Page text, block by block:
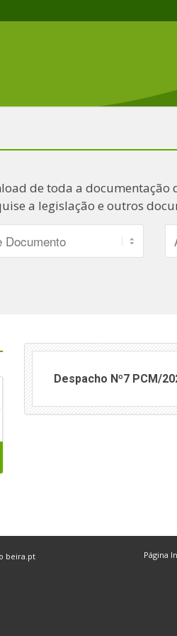
de toda a
a legislação e outros
Despacho Nº7 PCM/
beira.pt Página